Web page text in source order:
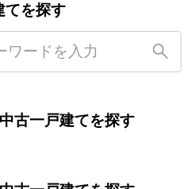
てを探す
古一戸建てを探す